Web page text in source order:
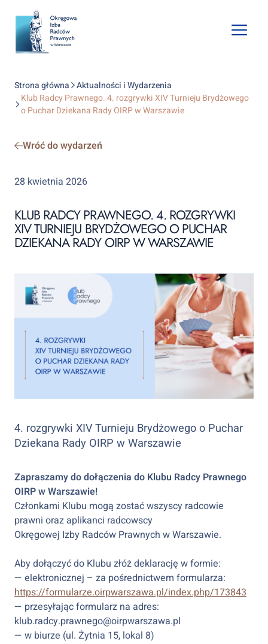
Open
Strona główna
Aktualności i Wydarzenia
Klub Radcy Prawnego. 4. rozgrywki XIV Turnieju Brydżowego
o Puchar Dziekana Rady OIRP w Warszawie
Wróć do wydarzeń
28 kwietnia 2026
KLUB RADCY PRAWNEGO. 4. ROZGRYWKI
XIV TURNIEJU BRYDŻOWEGO O PUCHAR
DZIEKANA RADY OIRP W WARSZAWIE
4. rozgrywki XIV Turnieju Brydżowego o Puchar
Dziekana Rady OIRP w Warszawie
Zapraszamy do dołączenia do Klubu Radcy Prawnego
OIRP w Warszawie!
Członkami Klubu mogą zostać wszyscy radcowie
prawni oraz aplikanci radcowscy
Okręgowej Izby Radców Prawnych w Warszawie.
Aby dołączyć do Klubu złóż deklarację w formie:
— elektronicznej – za pośrednictwem formularza:
https://formularze.oirpwarszawa.pl/index.php/173843
— przesyłając formularz na adres:
klub.radcy.prawnego@oirpwarszawa.pl
— w biurze (ul. Żytnia 15, lokal 8)